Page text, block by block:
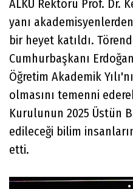
ALKÜ Rektörü Prof. Dr.
yanı
bir heyet katıldı.
Cumhurbaşkanı
Öğretim Akademik
olmasını temenni
Kurulunun 2025 Üstün
edileceği bilim
etti.